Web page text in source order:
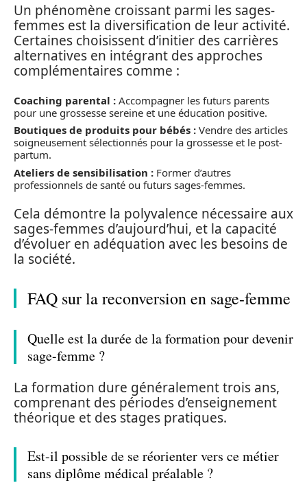
Un phénomène croissant parmi les sages-
femmes est la diversification de leur activité.
Certaines choisissent d’initier des carrières
alternatives en intégrant des approches
complémentaires comme :
Coaching parental : Accompagner les futurs parents
pour une grossesse sereine et une éducation positive.
Boutiques de produits pour bébés : Vendre des articles
soigneusement sélectionnés pour la grossesse et le post-
partum.
Ateliers de sensibilisation : Former d’autres
professionnels de santé ou futurs sages-femmes.
Cela démontre la polyvalence nécessaire aux
sages-femmes d’aujourd’hui, et la capacité
d’évoluer en adéquation avec les besoins de
la société.
FAQ sur la reconversion en sage-femme
Quelle est la durée de la formation pour devenir
sage-femme ?
La formation dure généralement trois ans,
comprenant des périodes d’enseignement
théorique et des stages pratiques.
Est-il possible de se réorienter vers ce métier
sans diplôme médical préalable ?